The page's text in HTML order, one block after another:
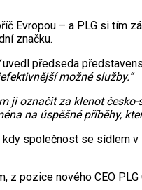
Evropou – a PLG si tím
značku.
uvedl předseda
možné služby.“
ji označit za klenot
na úspěšné příběhy,
společnost se sídlem
z pozice nového CEO PLG